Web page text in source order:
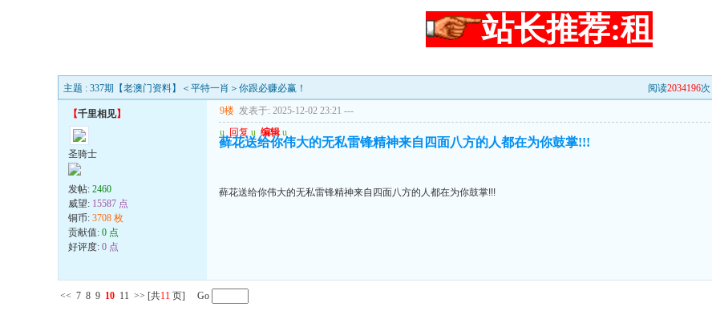
站长推荐:租
主题 : 337期【老澳门资料】＜平特一肖＞你跟必赚必赢！ 阅读2034196次 |
【千里相见】
圣骑士
发帖: 2460
威望: 15587 点
铜币: 3708 枚
贡献值: 0 点
好评度: 0 点
9楼 发表于: 2025-12-02 23:21 ---
u 回复 u 编辑 u
藓花送给你伟大的无私雷锋精神来自四面八方的人都在为你鼓掌!!!
藓花送给你伟大的无私雷锋精神来自四面八方的人都在为你鼓掌!!!
<< 7 8 9 10 11 >> [共11 页] Go